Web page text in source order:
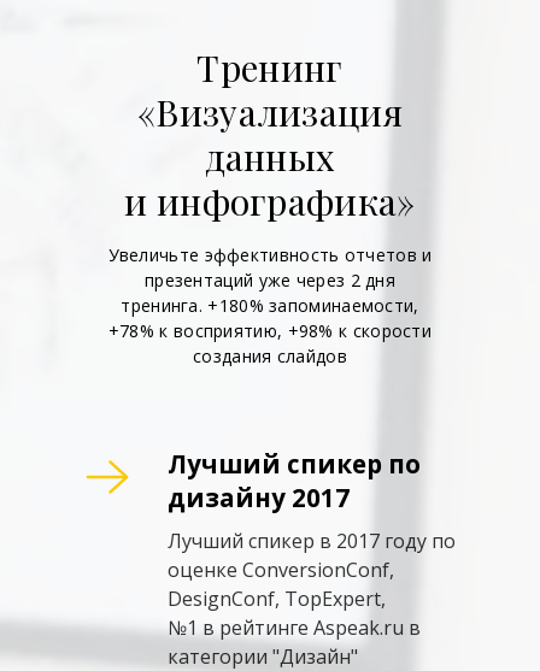
Тренинг
«Визуализация
данных
и инфографика»
Увеличьте эффективность отчетов и
презентаций уже через 2 дня
тренинга. +180% запоминаемости,
+78% к восприятию, +98% к скорости
создания слайдов
Лучший спикер по
дизайну 2017
Лучший спикер в 2017 году по
оценке ConversionConf,
DesignConf, TopExpert,
№1 в рейтинге Aspeak.ru в
категории "Дизайн"